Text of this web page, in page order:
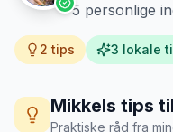
5 personlige
2 tips 3 lokale
Mikkels tips til
Praktiske råd fra